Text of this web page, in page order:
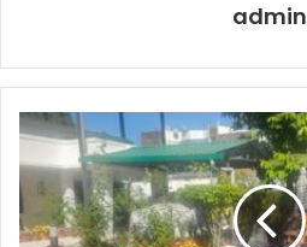
admin